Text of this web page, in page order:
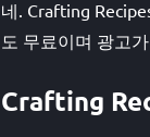
네. Crafting
도 무료이며 광고
Crafting